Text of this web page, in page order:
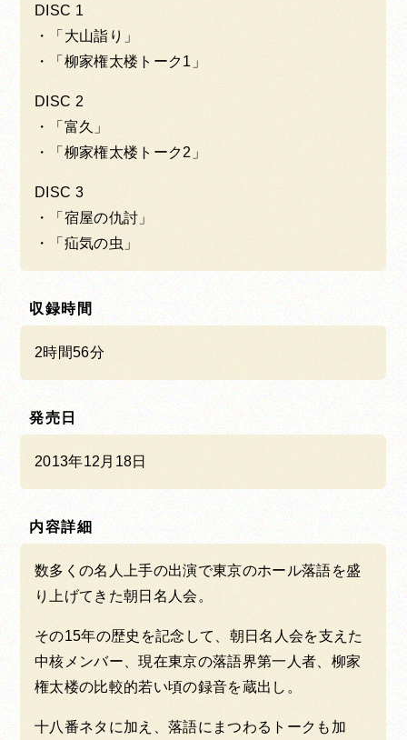
DISC 1
「大山詣り」
「柳家権太楼トーク1」
DISC 2
「富久」
「柳家権太楼トーク2」
DISC 3
「宿屋の仇討」
「疝気の虫」
収録時間
2時間56分
発売日
2013年12月18日
内容詳細
数多くの名人上手の出演で東京のホール落語を盛
り上げてきた朝日名人会。
その15年の歴史を記念して、朝日名人会を支えた
中核メンバー、現在東京の落語界第一人者、柳家
権太楼の比較的若い頃の録音を蔵出し。
十八番ネタに加え、落語にまつわるトークも加